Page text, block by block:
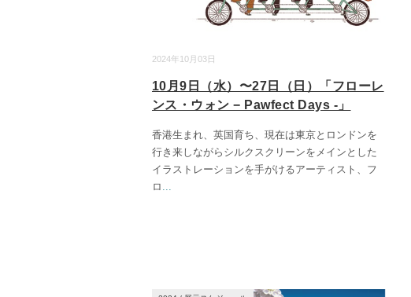
2024年10月03日
10月9日（水）〜27日（日）「フローレ
ンス・ウォン − Pawfect Days -」
香港生まれ、英国育ち、現在は東京とロンドンを
行き来しながらシルクスクリーンをメインとした
イラストレーションを手がけるアーティスト、フ
ロ ...